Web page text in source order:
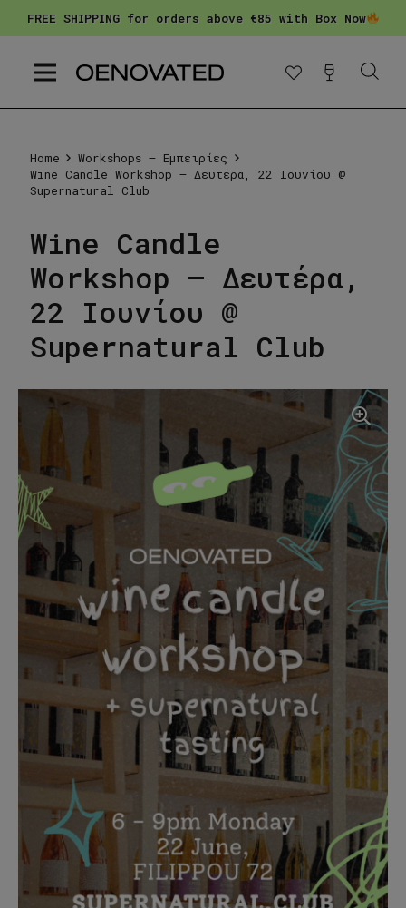
FREE SHIPPING for orders above €85 with Box Now
Home
Workshops – Εμπειρίες
Wine Candle Workshop – Δευτέρα, 22 Ιουνίου @
Supernatural Club
Wine Candle
Workshop – Δευτέρα,
22 Ιουνίου @
Supernatural Club